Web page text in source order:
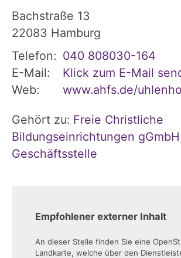
Bachstraße 13
22083 Hamburg
Telefon: 040 808030-164
E-Mail:
Klick zum E-Mail
Web:
www.ahfs.de/
Gehört zu: Freie Christliche
Bildungseinrichtungen
Geschäftsstelle
Empfohlener externer Inhalt
An dieser Stelle finden Sie eine
Landkarte, welche über den